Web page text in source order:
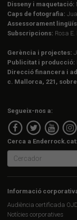
Disseny i maquetació:
Caps de fotografia:
Assessorament
Subscripcions: Rosa
Gerència i projectes:
Publicitat i producció:
Direcció financera i
c. Mallorca, 221,
Segueix-nos a:
Cerca a Enderrock.cat:
Informació
Audiència certificada
Notícies corporatives